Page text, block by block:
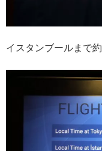
イスタンブールまで